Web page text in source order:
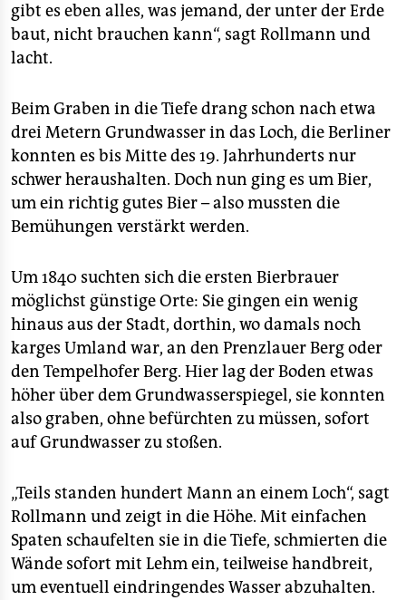
gibt es eben alles, was jemand, der unter der Erde
baut, nicht brauchen kann“, sagt Rollmann und
lacht.
Beim Graben in die Tiefe drang schon nach etwa
drei Metern Grundwasser in das Loch, die Berliner
konnten es bis Mitte des 19. Jahrhunderts nur
schwer heraushalten. Doch nun ging es um Bier,
um ein richtig gutes Bier – also mussten die
Bemühungen verstärkt werden.
Um 1840 suchten sich die ersten Bierbrauer
möglichst günstige Orte: Sie gingen ein wenig
hinaus aus der Stadt, dorthin, wo damals noch
karges Umland war, an den Prenzlauer Berg oder
den Tempelhofer Berg. Hier lag der Boden etwas
höher über dem Grundwasserspiegel, sie konnten
also graben, ohne befürchten zu müssen, sofort
auf Grundwasser zu stoßen.
„Teils standen hundert Mann an einem Loch“, sagt
Rollmann und zeigt in die Höhe. Mit einfachen
Spaten schaufelten sie in die Tiefe, schmierten die
Wände sofort mit Lehm ein, teilweise handbreit,
um eventuell eindringendes Wasser abzuhalten.